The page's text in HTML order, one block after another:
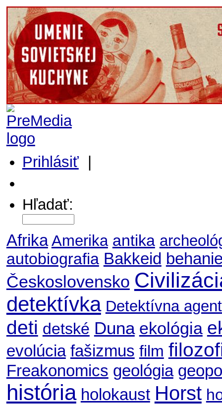
Prihlásiť|
Hľadať:
Afrika Amerika antika
autobiografia Bakkeid
Československo
detektívka Detektívna
deti detské Duna ekológia
evolúcia fašizmus film
Freakonomics geológia
história holokaust Horst